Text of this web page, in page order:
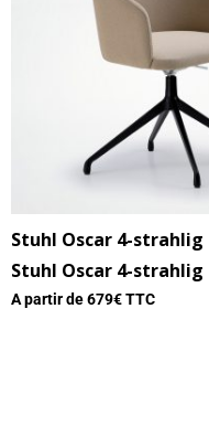
Stuhl Oscar 4-strahlig
Stuhl Oscar 4-strahlig
A partir de679€ TTC